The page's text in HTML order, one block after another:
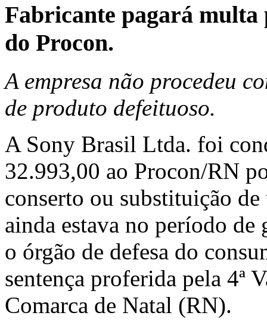
Fabricante pagará
do Procon.
A empresa não procedeu
de produto defeituoso.
A Sony Brasil Ltda. foi
32.993,00 ao Procon/RN
conserto ou substituição
ainda estava no período
o órgão de defesa do
sentença proferida pela 4ª
Comarca de Natal (RN).